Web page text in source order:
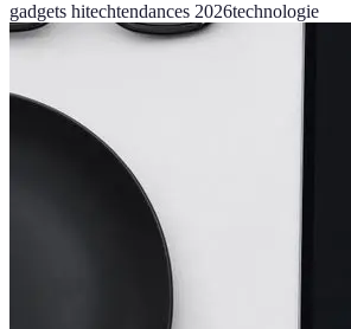
gadgets hitechtendances 2026technologie